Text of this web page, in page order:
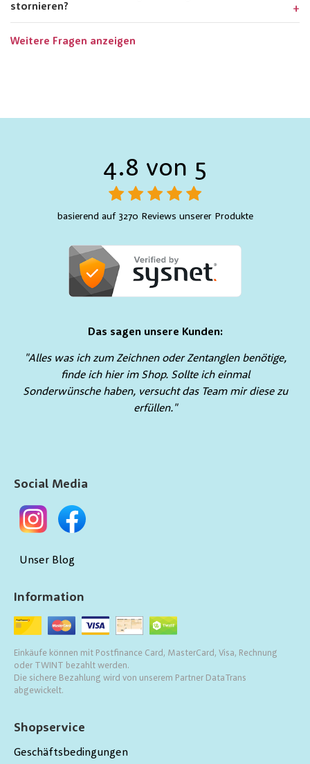
stornieren?
Weitere Fragen anzeigen
4.8 von 5
basierend auf 3270 Reviews unserer Produkte
Das sagen unsere Kunden:
"Alles was ich zum Zeichnen oder Zentanglen benötige,
finde ich hier im Shop. Sollte ich einmal
Sonderwünsche haben, versucht das Team mir diese zu
erfüllen."
Shopservice
Geschäftsbedingungen
Information
Einkäufe können mit Postfinance Card, MasterCard, Visa, Rechnung
oder TWINT bezahlt werden.
Die sichere Bezahlung wird von unserem Partner DataTrans
abgewickelt.
Social Media
Unser Blog